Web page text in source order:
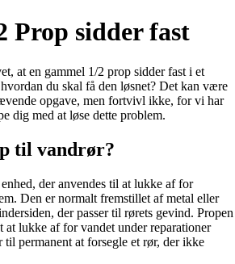
Prop sidder fast
at en gammel 1/2 prop sidder fast i et
du skal få den løsnet? Det kan være
opgave, men fortvivl ikke, for vi har
dig med at løse dette problem.
til vandrør?
der anvendes til at lukke af for
Den er normalt fremstillet af metal eller
der passer til rørets gevind. Propen
lukke af for vandet under reparationer
permanent at forsegle et rør, der ikke